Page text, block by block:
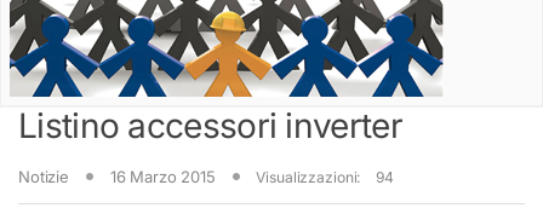
Listino accessori inverter
Notizie 16 Marzo 2015 Visualizzazioni: 94